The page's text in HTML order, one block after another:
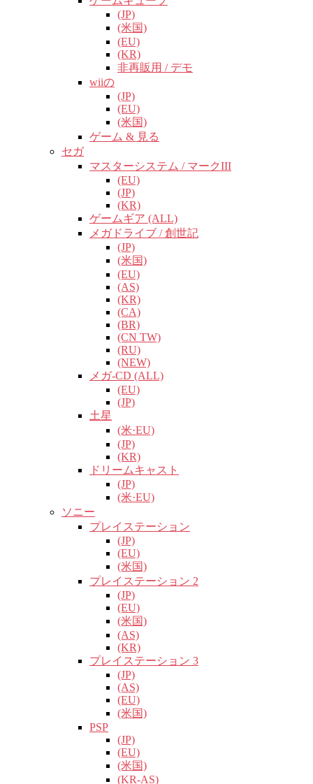
(JP)
(米国)
(EU)
(KR)
非再販用 / デモ
wiiの
(JP)
(EU)
(米国)
ゲーム & 見る
セガ
マスターシステム / マークIII
(EU)
(JP)
(KR)
ゲームギア (ALL)
メガドライブ / 創世記
(JP)
(米国)
(EU)
(AS)
(KR)
(CA)
(BR)
(CN TW)
(RU)
(NEW)
メガ-CD (ALL)
(EU)
(JP)
土星
(米·EU)
(JP)
(KR)
ドリームキャスト
(JP)
(米·EU)
ソニー
プレイステーション
(JP)
(EU)
(米国)
プレイステーション 2
(JP)
(EU)
(米国)
(AS)
(KR)
プレイステーション 3
(JP)
(AS)
(EU)
(米国)
PSP
(JP)
(EU)
(米国)
(KR-AS)